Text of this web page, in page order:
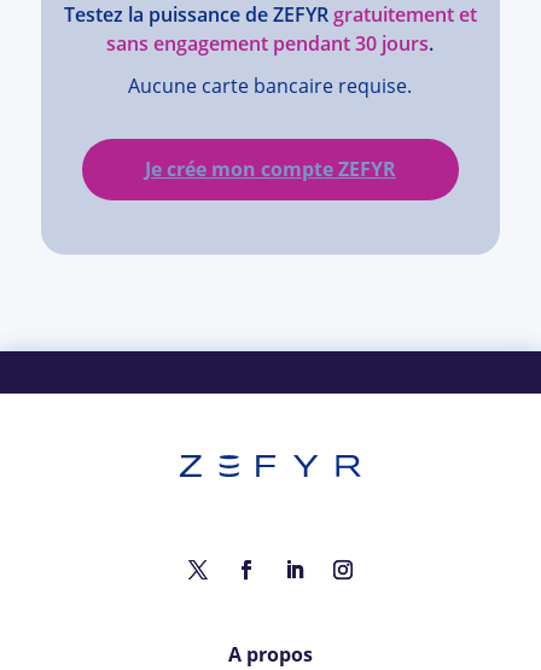
Testez la puissance de ZEFYRgratuitement et
sans engagement pendant 30 jours.
Aucune carte bancaire requise.
Je crée mon compte ZEFYR
A propos